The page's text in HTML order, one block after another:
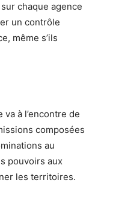
chaque agence
un contrôle
même s’ils
à l’encontre de
composées
au
pouvoirs aux
les territoires.